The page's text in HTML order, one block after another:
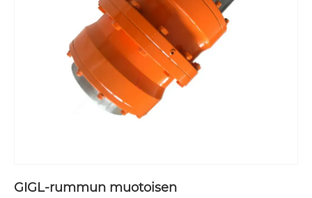
GIGL-rummun muotoisen